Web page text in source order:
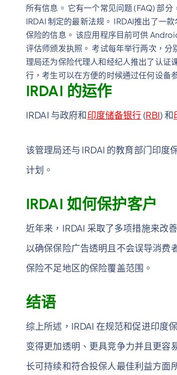
所有信息。 它有一个常见问题 (FAQ) 部
IRDAI 制定的最新法规。 IRDAI推出了一
保险的信息。 该应用程序目前可供
评估师颁发执照。 考试每年举行两次，
理局还为保险代理人和经纪人推出了认证
行，考生可以在方便的时候通过任何设备
IRDAI 的运作
IRDAI 与政府和印度储备银行(RBI) 和
该管理局还与 IRDAI 的教育部门印度
计划。
IRDAI 如何保护客户
近年来，IRDAI 采取了多项措施来改
以确保保险广告透明且不会误导消费
保险不足地区的保险覆盖范围。
结语
综上所述，IRDAI 在规范和促进印度
变得更加透明、更具竞争力并且更容
长可持续和符合投保人最佳利益方面